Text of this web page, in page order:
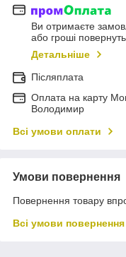
Ви отримаєте
або гроші
Детальніше
Післяплата
Оплата на карту
Володимир
Всі умови оплати
Умови повернення
Повернення товару
Всі умови повернення